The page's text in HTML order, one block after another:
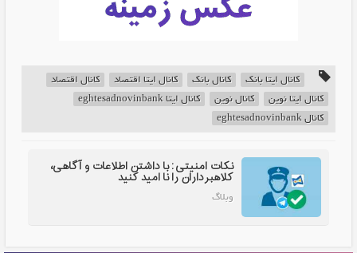
کانال ایتا بانک کانال بانک کانال ایتا اقتصاد
کانال اقتصاد
کانال ایتا نوین
کانال نوین
کانال ایتا eghtesadnovinbank
کانال eghtesadnovinbank
نکات امنیتی: با داشتن اطلاعات و آگاهی،
کلاهبرداران را نا امید کنید
وبلاگ